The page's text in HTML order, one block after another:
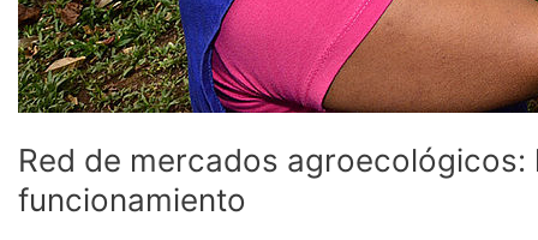
Red de mercados
funcionamiento